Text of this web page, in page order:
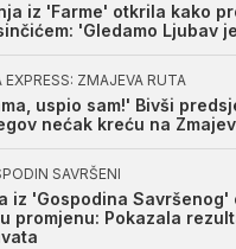
iz 'Farme' otkrila kako
'Gledamo Ljubav
EXPRESS: ZMAJEVA RUTA
uspio sam!' Bivši
nećak kreću na
SAVRŠENI
iz 'Gospodina Savršenog'
promjenu: Pokazala